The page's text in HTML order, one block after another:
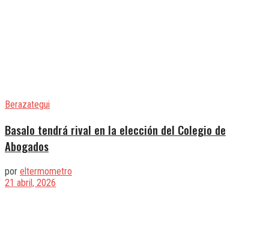
Berazategui
Basalo tendrá rival en la elección del Colegio de
Abogados
por eltermometro
21 abril, 2026